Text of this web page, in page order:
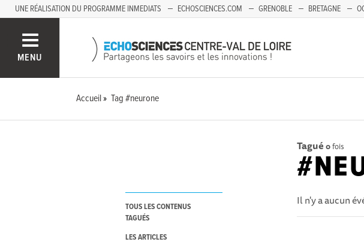
UNE RÉALISATION DU PROGRAMME INMEDIATS ECHOSCIENCES.COM GRENOBLE BRETAGNE
MENU
Accueil Tag #neurone
TOUS LES CONTENUS
TAGUÉS
LES ARTICLES
Tagué 0fois
Il n'y a aucun